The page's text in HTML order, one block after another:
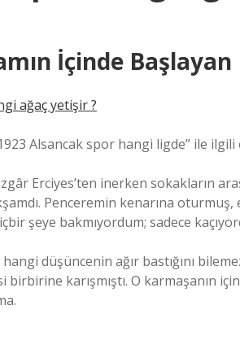
İçinde
ağaç yetişir ?
Alsancak spor hangi ligde” ile
Erciyes’ten inerken sokakların
Penceremin kenarına oturmuş,
şeye bakmıyordum; sadece
düşüncenin ağır bastığını
birbirine karışmıştı. O karmaşanın